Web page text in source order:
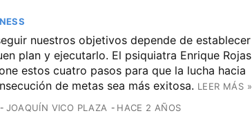
nuestros objetivos depende de establecer
plan y ejecutarlo. El psiquiatra Enrique Rojas
estos cuatro pasos para que la lucha hacia
de metas sea más exitosa. LEER MÁS »
COMENTARIOS
JOAQUÍN VICO PLAZA HACE 2 AÑOS